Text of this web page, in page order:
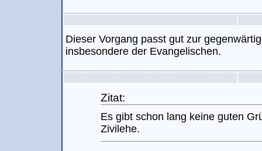
Dieser Vorgang passt gut zur
insbesondere der Evangelischen.
Zitat:
Es gibt schon lang keine guten
Zivilehe.